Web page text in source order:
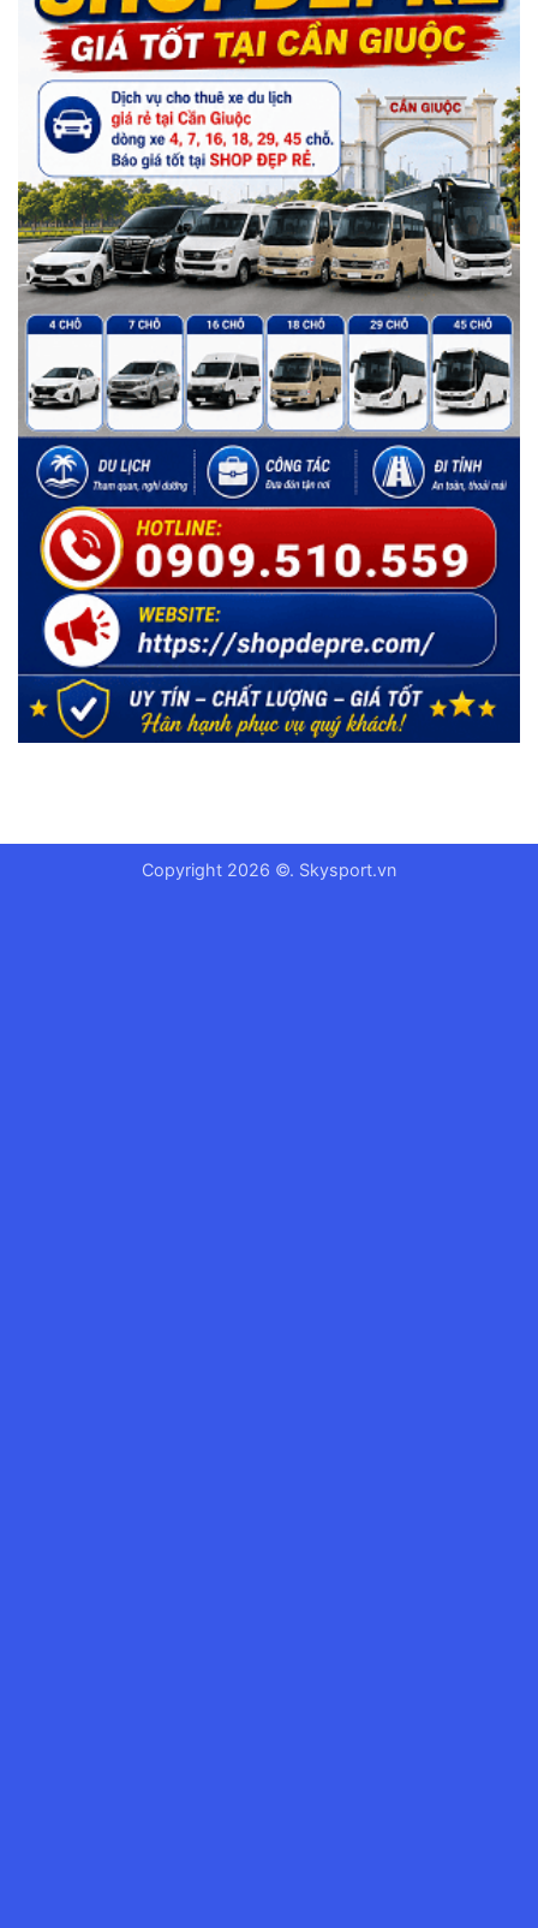
Copyright 2026 ©. Skysport.vn